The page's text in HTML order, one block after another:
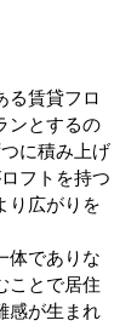
る賃貸フロ
ンとするの
に積み上げ
フトを持つ
り広がりを
体でありな
ことで居住
感が生まれ